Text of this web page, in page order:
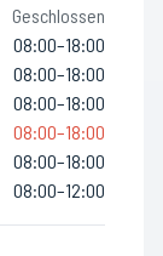
Geschlossen
08:00–18:00
08:00–18:00
08:00–18:00
08:00–18:00
08:00–18:00
08:00–12:00